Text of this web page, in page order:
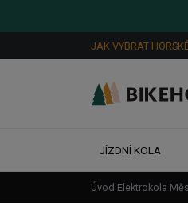
JAK VYBRAT
JÍZDNÍ KOLA
Úvod Elektrokola